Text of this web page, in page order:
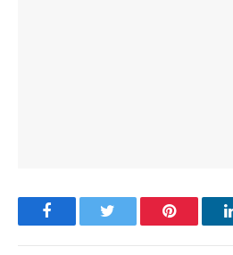
Facebook Pinterest